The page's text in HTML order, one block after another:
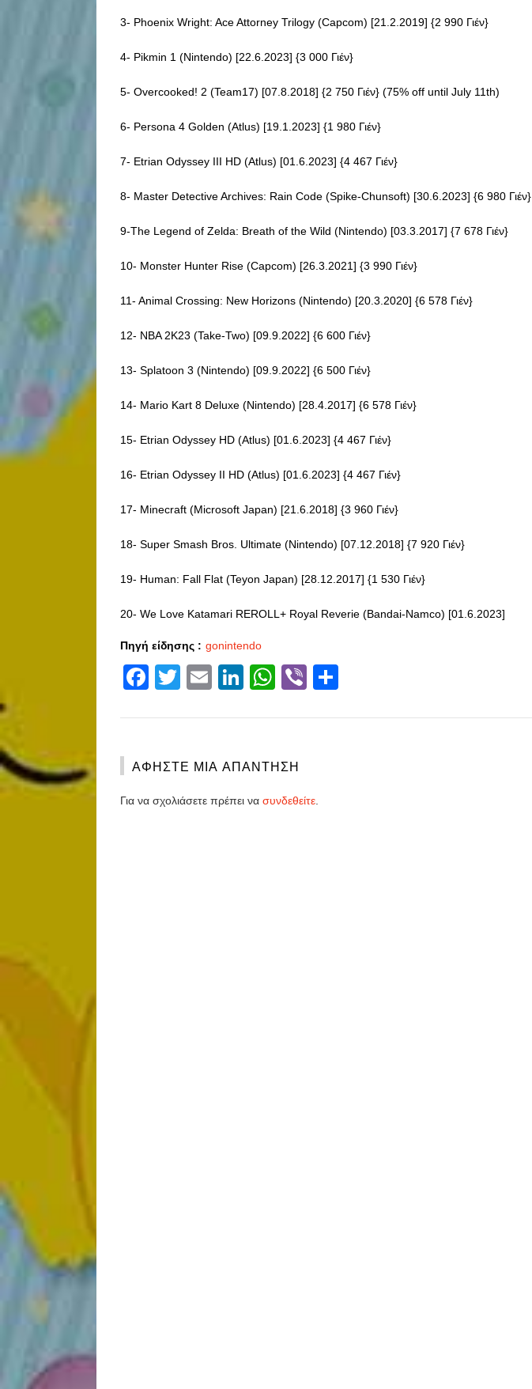
3- Phoenix Wright: Ace Attorney Trilogy (Capcom) [21.2.2019] {2 990 Γιέν}
4- Pikmin 1 (Nintendo) [22.6.2023] {3 000 Γιέν}
5- Overcooked! 2 (Team17) [07.8.2018] {2 750 Γιέν} (75% off until July 11th)
6- Persona 4 Golden (Atlus) [19.1.2023] {1 980 Γιέν}
7- Etrian Odyssey III HD (Atlus) [01.6.2023] {4 467 Γιέν}
8- Master Detective Archives: Rain Code (Spike-Chunsoft) [30.6.2023] {6 980 Γιέν}
9-The Legend of Zelda: Breath of the Wild (Nintendo) [03.3.2017] {7 678 Γιέν}
10- Monster Hunter Rise (Capcom) [26.3.2021] {3 990 Γιέν}
11- Animal Crossing: New Horizons (Nintendo) [20.3.2020] {6 578 Γιέν}
12- NBA 2K23 (Take-Two) [09.9.2022] {6 600 Γιέν}
13- Splatoon 3 (Nintendo) [09.9.2022] {6 500 Γιέν}
14- Mario Kart 8 Deluxe (Nintendo) [28.4.2017] {6 578 Γιέν}
15- Etrian Odyssey HD (Atlus) [01.6.2023] {4 467 Γιέν}
16- Etrian Odyssey II HD (Atlus) [01.6.2023] {4 467 Γιέν}
17- Minecraft (Microsoft Japan) [21.6.2018] {3 960 Γιέν}
18- Super Smash Bros. Ultimate (Nintendo) [07.12.2018] {7 920 Γιέν}
19- Human: Fall Flat (Teyon Japan) [28.12.2017] {1 530 Γιέν}
20- We Love Katamari REROLL+ Royal Reverie (Bandai-Namco) [01.6.2023]
Πηγή είδησης : gonintendo
Facebook
Twitter
EmailLinkedIn
WhatsApp
Viber
ΑΦΉΣΤΕ ΜΙΑ ΑΠΆΝΤΗΣΗ
Για να σχολιάσετε πρέπει να συνδεθείτε